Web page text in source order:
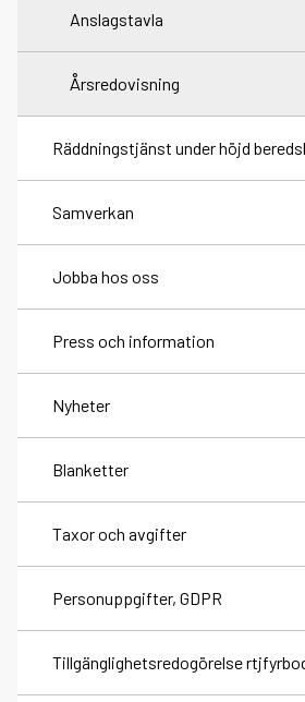
Anslagstavla
Årsredovisning
Räddningstjänst under höjd
Samverkan
Räddningsregion Västra Götaland
Jobba hos oss
Brandman heltid
Brandman deltid
Brandingenjör och brandinspektör
Praktik
Press och information
Grafisk profil
Nyheter
Blanketter
Taxor och avgifter
Personuppgifter, GDPR
Tillgänglighetsredogörelse